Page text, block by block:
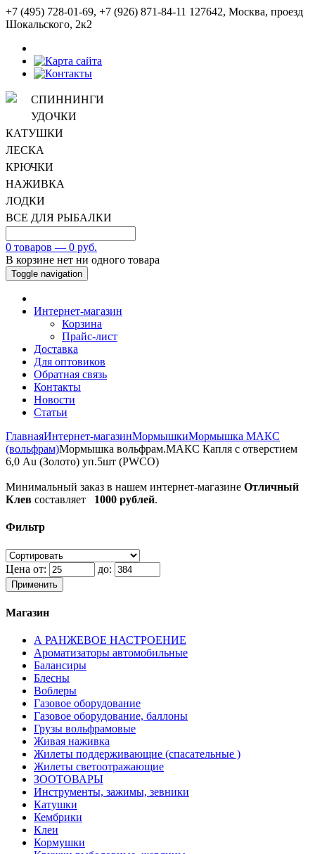
+7 (495) 728-01-69, +7 (926) 871-84-11 127642, Москва, проезд
Шокальского, 2к2
СПИННИНГИ
УДОЧКИ
КАТУШКИ
ЛЕСКА
КРЮЧКИ
НАЖИВКА
ЛОДКИ
ВСЕ ДЛЯ РЫБАЛКИ
0 товаров — 0 руб.
В корзине нет ни одного товара
Toggle navigation
Интернет-магазин
Корзина
Прайс-лист
Доставка
Для оптовиков
Обратная связь
Контакты
Новости
Статьи
ГлавнаяИнтернет-магазинМормышкиМормышка МАКС
(вольфрам)Мормышка вольфрам.МАКС Капля с отверстием
6,0 Au (Золото) уп.5шт (PWCO)
Минимальный заказ в нашем интернет-магазине Отличный
Клев составляет 1000 рублей.
Фильтр
Цена от: до:
Применить
Магазин
А РАНЖЕВОЕ НАСТРОЕНИЕ
Ароматизаторы автомобильные
Балансиры
Блесны
Воблеры
Газовое оборудование
Газовое оборудование, баллоны
Грузы вольфрамовые
Живая наживка
Жилеты поддерживающие (спасательные )
Жилеты светоотражающие
ЗООТОВАРЫ
Инструменты, зажимы, зевники
Катушки
Кембрики
Клеи
Кормушки